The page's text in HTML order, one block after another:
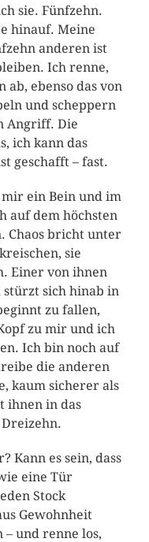
sie. Fünfzehn.
hinauf. Meine
anderen ist
Ich renne,
ab, ebenso das von
und scheppern
Angriff. Die
ich kann das
geschafft – fast.
ein Bein und im
auf dem höchsten
Chaos bricht unter
sie
Einer von ihnen
sich hinab in
zu fallen,
zu mir und ich
Ich bin noch auf
die anderen
kaum sicherer als
ihnen in das
Kann es sein, dass
eine Tür
Stock
Gewohnheit
und renne los,